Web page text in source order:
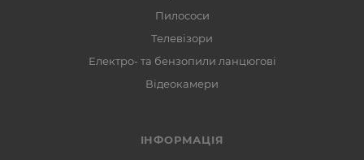
Пилососи
Телевізори
Електро- та бензопили ланцюгові
Відеокамери
ІНФОРМАЦІЯ